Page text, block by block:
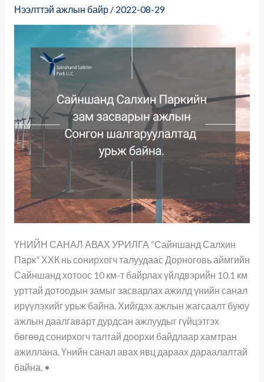
Нээлттэй ажлын байр/ 2022-08-29
ҮНИЙН САНАЛ АВАХ УРИЛГА “Сайншанд Салхин
Парк” ХХК нь сонирхогч талуудаас Дорноговь аймгийн
Сайншанд хотоос 10 км-т байрлах үйлдвэрийн 10.1 км
урттай дотоодын замыг засварлах ажилд үнийн санал
ирүүлэхийг урьж байна. Хийгдэх ажлын жагсаалт буюу
ажлын даалгаварт дурдсан ажлуудыг гүйцэтгэх
бөгөөд сонирхогч талтай доорхи байдлаар хамтран
ажиллана. Үнийн санал авах явц дараах дараалалтай
байна. •
засварын
шалгаруулалтад
урьж
байна